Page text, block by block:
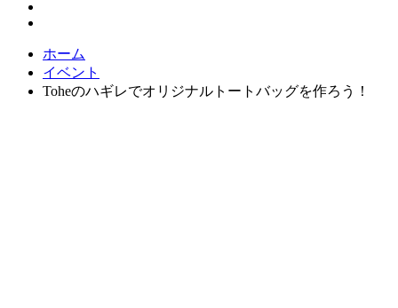
ホーム
イベント
Toheのハギレでオリジナルトートバッグを作ろう！